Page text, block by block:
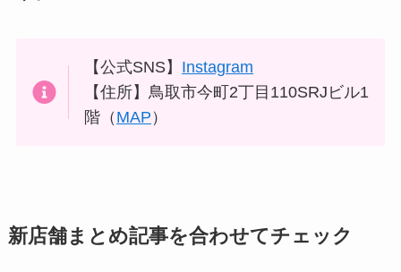
【公式SNS】 Instagram
【住所】鳥取市今町2丁目110SRJビル1
階（ MAP ）
新店舗まとめ記事を合わせてチェック